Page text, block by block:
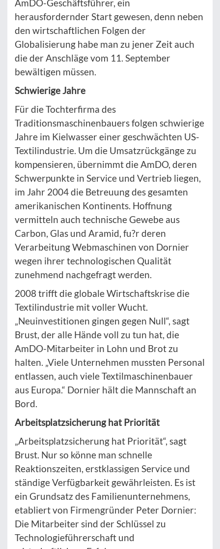
AmDO-Geschäftsführer, ein
herausfordernder Start gewesen, denn neben
den wirtschaftlichen Folgen der
Globalisierung habe man zu jener Zeit auch
die der Anschläge vom 11. September
bewältigen müssen.
Schwierige Jahre
Für die Tochterfirma des
Traditionsmaschinenbauers folgen schwierige
Jahre im Kielwasser einer geschwächten US-
Textilindustrie. Um die Umsatzrückgänge zu
kompensieren, übernimmt die AmDO, deren
Schwerpunkte in Service und Vertrieb liegen,
im Jahr 2004 die Betreuung des gesamten
amerikanischen Kontinents. Hoffnung
vermitteln auch technische Gewebe aus
Carbon, Glas und Aramid, fu?r deren
Verarbeitung Webmaschinen von Dornier
wegen ihrer technologischen Qualität
zunehmend nachgefragt werden.
2008 trifft die globale Wirtschaftskrise die
Textilindustrie mit voller Wucht.
„Neuinvestitionen gingen gegen Null“, sagt
Brust, der alle Hände voll zu tun hat, die
AmDO-Mitarbeiter in Lohn und Brot zu
halten. „Viele Unternehmen mussten Personal
entlassen, auch viele Textilmaschinenbauer
aus Europa.“ Dornier hält die Mannschaft an
Bord.
Arbeitsplatzsicherung hat Priorität
„Arbeitsplatzsicherung hat Priorität“, sagt
Brust. Nur so könne man schnelle
Reaktionszeiten, erstklassigen Service und
ständige Verfügbarkeit gewährleisten. Es ist
ein Grundsatz des Familienunternehmens,
etabliert von Firmengründer Peter Dornier:
Die Mitarbeiter sind der Schlüssel zu
Technologieführerschaft und